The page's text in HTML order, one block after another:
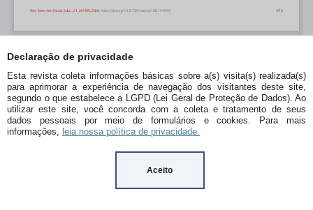
Declaração de privacidade
Esta revista coleta informações básicas sobre a(s) visita(s) realizada(s)
para aprimorar a experiência de navegação dos visitantes deste site,
segundo o que estabelece a LGPD (Lei Geral de Proteção de Dados). Ao
utilizar este site, você concorda com a coleta e tratamento de seus
dados pessoais por meio de formulários e cookies. Para mais
informações, leia nossa política de privacidade.
Aceito